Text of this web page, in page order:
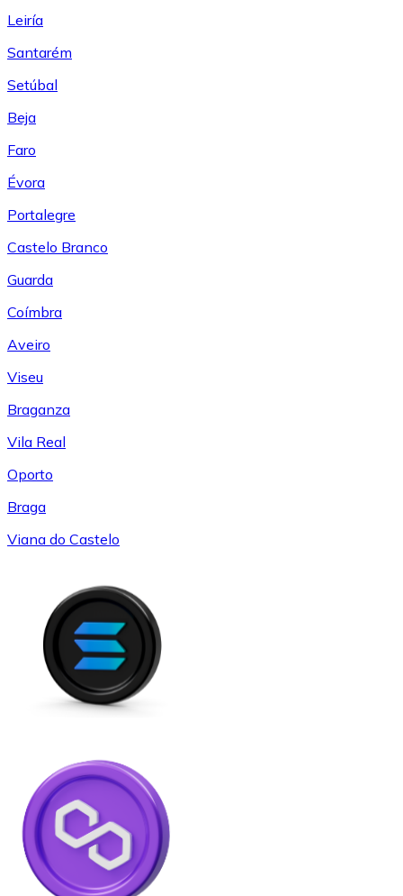
Leiría
Santarém
Setúbal
Beja
Faro
Évora
Portalegre
Castelo Branco
Guarda
Coímbra
Aveiro
Viseu
Braganza
Vila Real
Oporto
Braga
Viana do Castelo